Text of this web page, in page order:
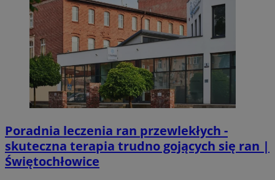
Poradnia leczenia ran przewlekłych -
skuteczna terapia trudno gojących się ran |
Świętochłowice